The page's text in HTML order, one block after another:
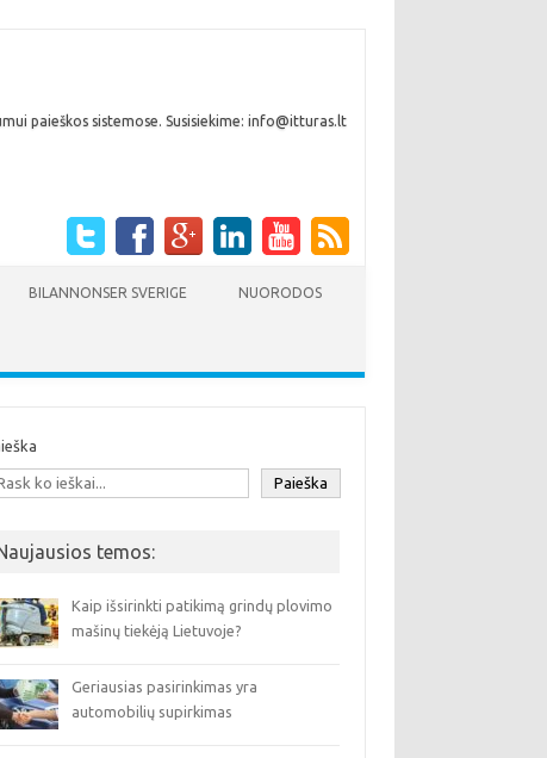
paieškos sistemose. Susisiekime: info@itturas.lt
BILANNONSER SVERIGE NUORODOS
Paieška
temos:
Kaip išsirinkti patikimą grindų plovimo
mašinų tiekėją Lietuvoje?
Geriausias pasirinkimas yra
automobilių supirkimas